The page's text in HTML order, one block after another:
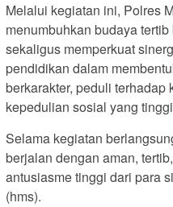
Melalui kegiatan ini, Polres
menumbuhkan budaya
sekaligus memperkuat
pendidikan dalam
berkarakter, peduli terhadap
kepedulian sosial yang
Selama kegiatan
berjalan dengan aman,
antusiasme tinggi dari para
(hms).